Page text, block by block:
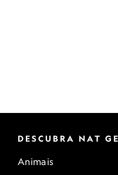
DESCUBRA NAT
Animais